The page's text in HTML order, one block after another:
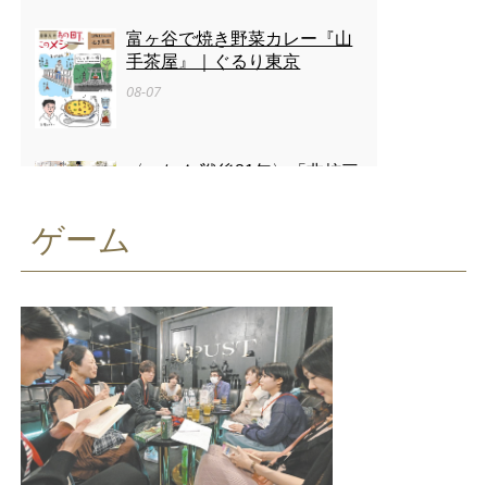
富ヶ谷で焼き野菜カレー『山
手茶屋』｜ぐるり東京
08-07
〈つなぐ 戦後81年〉「非核三
08-07
〈つなぐ 戦後81年〉原爆ドー
ムを描き続ける 小平の嵯峨
谷梢さん（85） 4歳で見た
惨状「ずっと忘れない」
08-07
ゲーム